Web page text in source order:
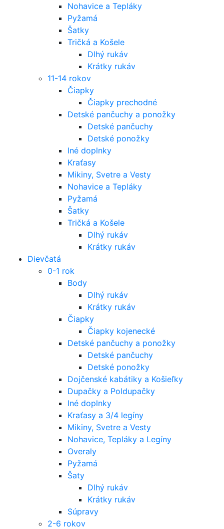
Nohavice a Tepláky
Pyžamá
Šatky
Tričká a Košele
Dlhý rukáv
Krátky rukáv
11-14 rokov
Čiapky
Čiapky prechodné
Detské pančuchy a ponožky
Detské pančuchy
Detské ponožky
Iné doplnky
Kraťasy
Mikiny, Svetre a Vesty
Nohavice a Tepláky
Pyžamá
Šatky
Tričká a Košele
Dlhý rukáv
Krátky rukáv
Dievčatá
0-1 rok
Body
Dlhý rukáv
Krátky rukáv
Čiapky
Čiapky kojenecké
Detské pančuchy a ponožky
Detské pančuchy
Detské ponožky
Dojčenské kabátiky a Košieľky
Dupačky a Poldupačky
Iné doplnky
Kraťasy a 3/4 legíny
Mikiny, Svetre a Vesty
Nohavice, Tepláky a Legíny
Overaly
Pyžamá
Šaty
Dlhý rukáv
Krátky rukáv
Súpravy
2-6 rokov